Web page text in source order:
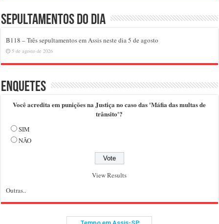
Sepultamentos do dia
B118 – Três sepultamentos em Assis neste dia 5 de agosto
5 de agosto de 2026
Enquetes
Você acredita em punições na Justiça no caso das 'Máfia das multas de
trânsito'?
SIM
NÃO
View Results
Outras..